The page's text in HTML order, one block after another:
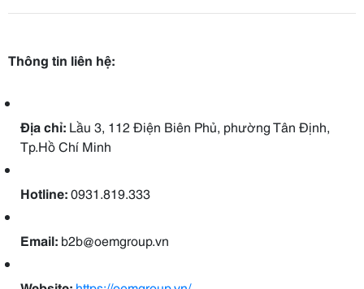
Thông tin liên hệ:
Địa chỉ: Lầu 3, 112 Điện Biên Phủ, phường Tân Định,
Tp.Hồ Chí Minh
Hotline:0931.819.333
Email: b2b@oemgroup.vn